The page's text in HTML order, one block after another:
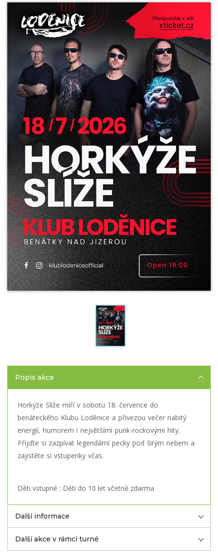
Popis akce
Horkýže Slíže míří v sobotu 18. července do
benáteckého Klubu Loděnice a přivezou večer nabitý
energií, humorem i největšími punk-rockovými hity.
Přijďte si zazpívat legendární pecky pod širým nebem a
zajistěte si vstupenky včas.
Děti vstupné : Děti do 10 let včetně zdarma
Další informace
Další akce v rámci turné